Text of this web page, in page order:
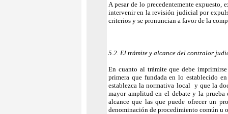
A pesar de lo precedentemente expuesto,
intervenir en la revisión judicial por
criterios y se pronuncian a favor de la
5.2. El trámite y alcance del contralor
En cuanto al trámite que debe
primera que fundada en lo establecido
establezca la normativa local y que la
mayor amplitud en el debate y la prueba
alcance que las que puede ofrecer un
denominación de procedimiento común